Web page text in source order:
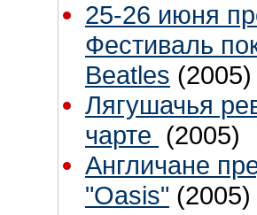
25-26 июня
Фестиваль
Beatles (2005)
Лягушачья
чарте (2005)
Англичане
"Oasis" (2005)